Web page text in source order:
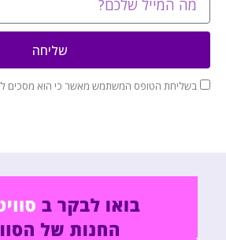
בשליחת הטופס המשתמש מאשר כי הוא מסכים ל
שליחה